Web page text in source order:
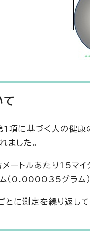
て
項に基づく人の健康
ました。
ートルあたり15マ
（0.000035グラム）
に測定を繰り返し